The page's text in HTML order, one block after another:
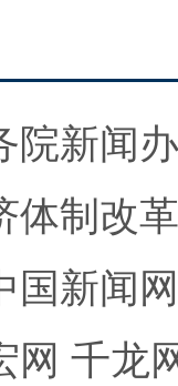
院新闻
体制改
国新闻网
网 千龙